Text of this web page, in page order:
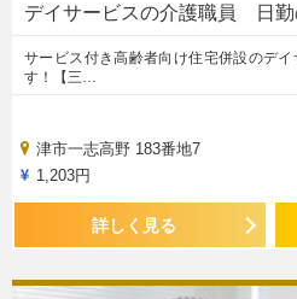
デイサービスの介護職員 日
サービス付き高齢者向け住宅併設のデ
す！【三…
津市一志高野 183番地7
1,203円
詳しく見る